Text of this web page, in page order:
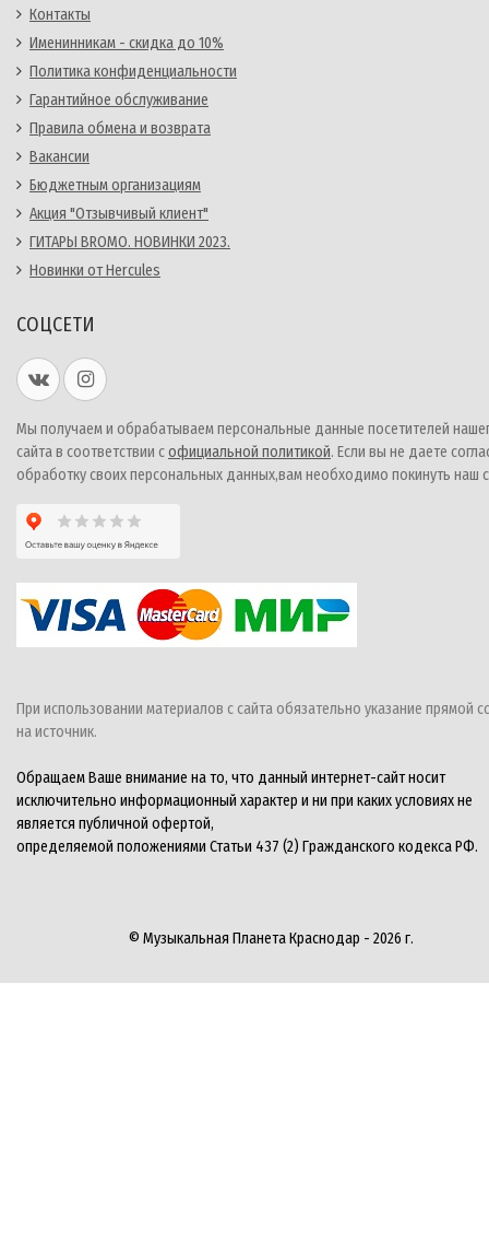
Контакты
Именинникам - скидка до 10%
Политика конфиденциальности
Гарантийное обслуживание
Правила обмена и возврата
Вакансии
Бюджетным организациям
Акция "Отзывчивый клиент"
ГИТАРЫ BROMO. НОВИНКИ 2023.
Новинки от Hercules
СОЦСЕТИ
Мы получаем и обрабатываем персональные данные посетителей
сайта в соответствии софициальной политикой. Если вы не даете
обработку своих персональных данных,вам необходимо покинуть наш
При использовании материалов с сайта обязательно указание прямой
на источник.
Обращаем Ваше внимание на то, что данный интернет-сайт носит
исключительно информационный характер и ни при каких условиях не
является публичной офертой,
определяемой положениями Статьи 437 (2) Гражданского кодекса РФ.
© Музыкальная Планета Краснодар - 2026 г.